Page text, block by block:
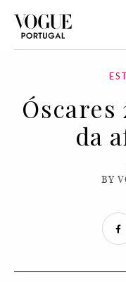
Óscares
da
BY